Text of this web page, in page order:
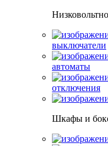
выключатели
автоматы
отключения
Шкафы и